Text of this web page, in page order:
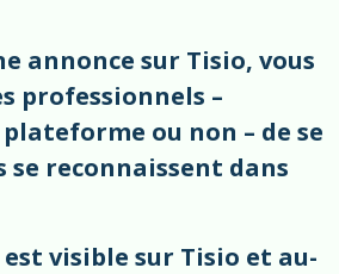
annonce sur Tisio, vous
professionnels –
ou non – de se
se reconnaissent dans
visible sur Tisio et au-